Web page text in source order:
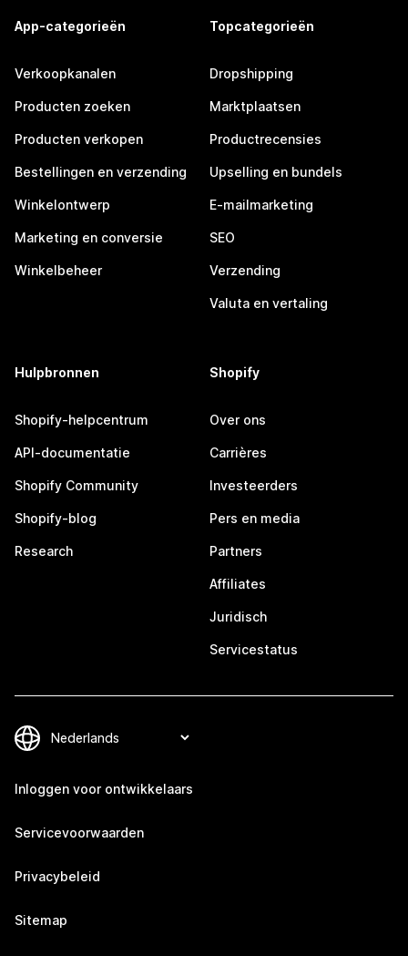
App-categorieën
Verkoopkanalen
Producten zoeken
Producten verkopen
Bestellingen en verzending
Winkelontwerp
Marketing en conversie
Winkelbeheer
Topcategorieën
Dropshipping
Marktplaatsen
Productrecensies
Upselling en bundels
E-mailmarketing
SEO
Verzending
Valuta en vertaling
Hulpbronnen
Shopify-helpcentrum
API-documentatie
Shopify Community
Shopify-blog
Research
Shopify
Over ons
Carrières
Investeerders
Pers en media
Partners
Affiliates
Juridisch
Servicestatus
Inloggen voor ontwikkelaars
Servicevoorwaarden
Privacybeleid
Sitemap